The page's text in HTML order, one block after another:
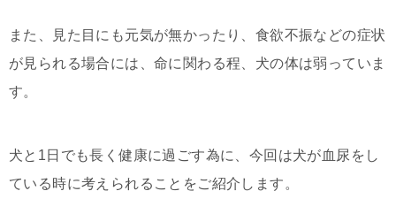
また、見た目にも元気が無かったり、食欲不振などの症状
が見られる場合には、命に関わる程、犬の体は弱っていま
す。
犬と1日でも長く健康に過ごす為に、今回は犬が血尿をし
ている時に考えられることをご紹介します。